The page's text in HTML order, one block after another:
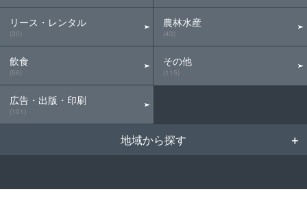
リース・レンタル
(30)
飲食
(56)
広告・出版・印刷
(101)
農林水産
(43)
その他
(115)
地域から探す